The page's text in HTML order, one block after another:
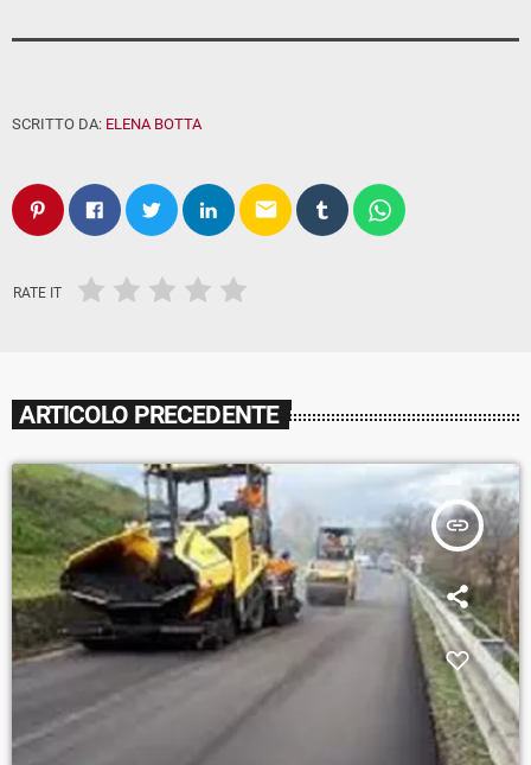
SCRITTO DA: ELENA BOTTA
email
RATE IT
ARTICOLO PRECEDENTE
insert_link